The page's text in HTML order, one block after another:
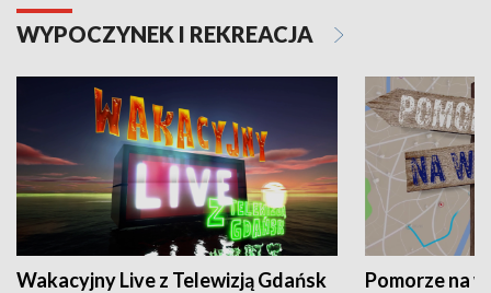
WYPOCZYNEK I REKREACJA
Wakacyjny Live z Telewizją Gdańsk Pomorze na